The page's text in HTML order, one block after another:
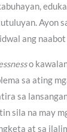
Ayon
ang
o
sa ating
sa
sila na may
at sa